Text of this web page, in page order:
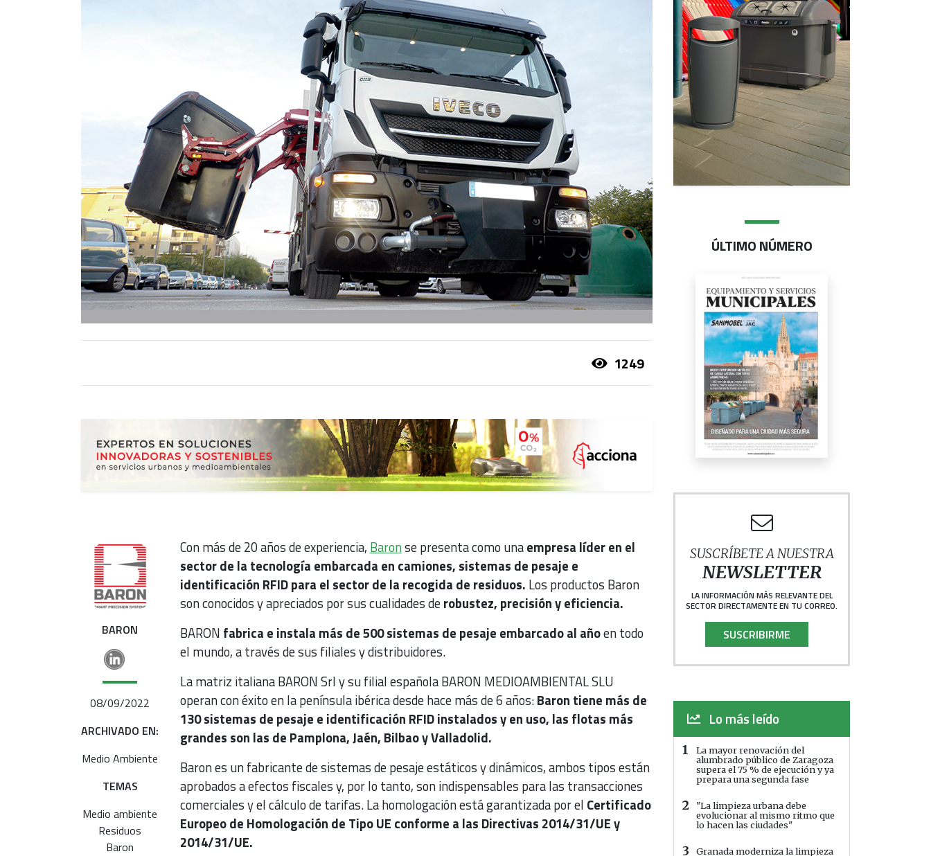
1249
BARON
08/09/2022
ARCHIVADO EN:
Medio Ambiente
TEMAS
Medio ambiente
Residuos
Baron
Con más de 20 años de experiencia, Baronse presenta como unaempresa líder en el
sector de la tecnología embarcada en camiones, sistemas de pesaje e
identificación RFID para el sector de la recogida de residuos. Los productos Baron
son conocidos y apreciados por sus cualidades derobustez, precisión y eficiencia.
BARON fabrica e instala más de 500 sistemas de pesaje embarcado al añoen todo
el mundo, a través de sus filiales y distribuidores.
La matriz italiana BARON Srl y su filial española BARON MEDIOAMBIENTAL SLU
operan con éxito en la península ibérica desde hace más de 6 años:Baron tiene más de
130 sistemas de pesaje e identificación RFID instalados y en uso, las flotas más
grandes son las de Pamplona, Jaén, Bilbao y Valladolid.
Baron es un fabricante de sistemas de pesaje estáticos y dinámicos, ambos tipos están
aprobados a efectos fiscales y, por lo tanto, son indispensables para las transacciones
comerciales y el cálculo de tarifas. La homologación está garantizada por el Certificado
Europeo de Homologación de Tipo UE conforme a las Directivas 2014/31/UE y
2014/31/UE.
ÚLTIMO NÚMERO
SUSCRÍBETE A NUESTRA
NEWSLETTER
LA INFORMACIÓN MÁS RELEVANTE DEL
SECTOR DIRECTAMENTE EN TU CORREO.
SUSCRIBIRME
Lo más leído
1
La mayor renovación del
alumbrado público de Zaragoza
supera el 75 % de ejecución y ya
prepara una segunda fase
2
"La limpieza urbana debe
evolucionar al mismo ritmo que
lo hacen las ciudades"
3
Granada moderniza la limpieza